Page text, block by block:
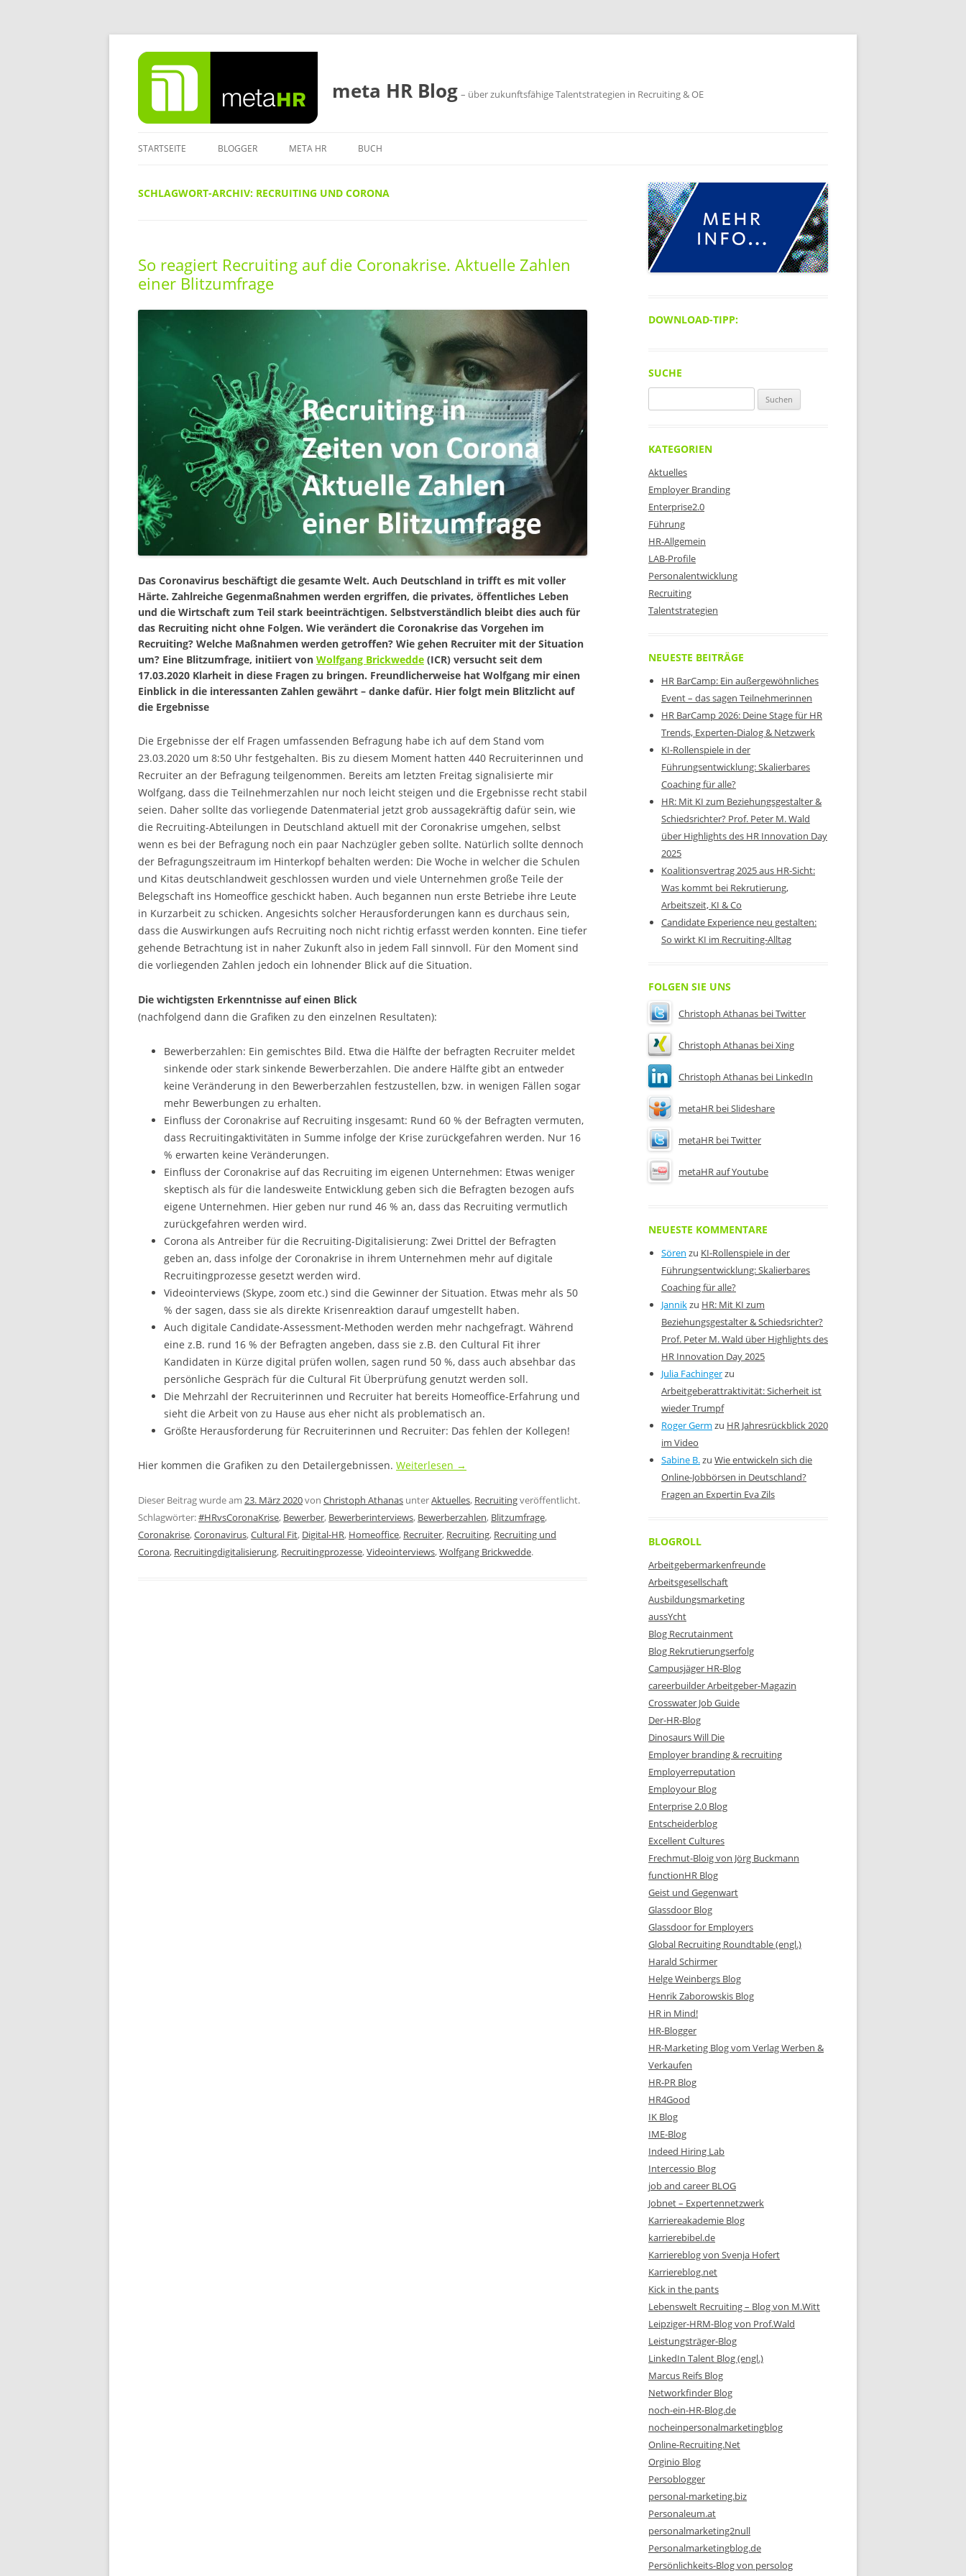
Zum
Inhalt
springen
meta HR Blog – über zukunftsfähige Talentstrategien in Recruiting & OE
STARTSEITE BLOGGER META HR BUCH
SCHLAGWORT-ARCHIV: RECRUITING UND CORONA
So reagiert Recruiting auf die Coronakrise. Aktuelle Zahlen
einer Blitzumfrage
Das Coronavirus beschäftigt die gesamte Welt. Auch Deutschland in trifft es mit voller
Härte. Zahlreiche Gegenmaßnahmen werden ergriffen, die privates, öffentliches Leben
und die Wirtschaft zum Teil stark beeinträchtigen. Selbstverständlich bleibt dies auch für
das Recruiting nicht ohne Folgen. Wie verändert die Coronakrise das Vorgehen im
Recruiting? Welche Maßnahmen werden getroffen? Wie gehen Recruiter mit der Situation
um? Eine Blitzumfrage, initiiert von Wolfgang Brickwedde (ICR) versucht seit dem
17.03.2020 Klarheit in diese Fragen zu bringen. Freundlicherweise hat Wolfgang mir einen
Einblick in die interessanten Zahlen gewährt – danke dafür. Hier folgt mein Blitzlicht auf
die Ergebnisse
Die Ergebnisse der elf Fragen umfassenden Befragung habe ich auf dem Stand vom
23.03.2020 um 8:50 Uhr festgehalten. Bis zu diesem Moment hatten 440 Recruiterinnen und
Recruiter an der Befragung teilgenommen. Bereits am letzten Freitag signalisierte mir
Wolfgang, dass die Teilnehmerzahlen nur noch leicht steigen und die Ergebnisse recht stabil
seien. Daher sollte das vorliegende Datenmaterial jetzt grob aussagekräftig dafür sein, wie
die Recruiting-Abteilungen in Deutschland aktuell mit der Coronakrise umgehen, selbst
wenn es bei der Befragung noch ein paar Nachzügler geben sollte. Natürlich sollte dennoch
der Befragungszeitraum im Hinterkopf behalten werden: Die Woche in welcher die Schulen
und Kitas deutschlandweit geschlossen wurden und viele Unternehmen große Teile der
Belegschaft ins Homeoffice geschickt haben. Auch begannen nun erste Betriebe ihre Leute
in Kurzarbeit zu schicken. Angesichts solcher Herausforderungen kann es durchaus sein,
dass die Auswirkungen aufs Recruiting noch nicht richtig erfasst werden konnten. Eine tiefer
gehende Betrachtung ist in naher Zukunft also in jedem Fall sinnvoll. Für den Moment sind
die vorliegenden Zahlen jedoch ein lohnender Blick auf die Situation.
Die wichtigsten Erkenntnisse auf einen Blick
(nachfolgend dann die Grafiken zu den einzelnen Resultaten):
Bewerberzahlen: Ein gemischtes Bild. Etwa die Hälfte der befragten Recruiter meldet
sinkende oder stark sinkende Bewerberzahlen. Die andere Hälfte gibt an entweder
keine Veränderung in den Bewerberzahlen festzustellen, bzw. in wenigen Fällen sogar
mehr Bewerbungen zu erhalten.
Einfluss der Coronakrise auf Recruiting insgesamt: Rund 60 % der Befragten vermuten,
dass Recruitingaktivitäten in Summe infolge der Krise zurückgefahren werden. Nur 16
% erwarten keine Veränderungen.
Einfluss der Coronakrise auf das Recruiting im eigenen Unternehmen: Etwas weniger
skeptisch als für die landesweite Entwicklung geben sich die Befragten bezogen aufs
eigene Unternehmen. Hier geben nur rund 46 % an, dass das Recruiting vermutlich
zurückgefahren werden wird.
Corona als Antreiber für die Recruiting-Digitalisierung: Zwei Drittel der Befragten
geben an, dass infolge der Coronakrise in ihrem Unternehmen mehr auf digitale
Recruitingprozesse gesetzt werden wird.
Videointerviews (Skype, zoom etc.) sind die Gewinner der Situation. Etwas mehr als 50
% der sagen, dass sie als direkte Krisenreaktion darauf umgestellt haben.
Auch digitale Candidate-Assessment-Methoden werden mehr nachgefragt. Während
eine z.B. rund 16 % der Befragten angeben, dass sie z.B. den Cultural Fit ihrer
Kandidaten in Kürze digital prüfen wollen, sagen rund 50 %, dass auch absehbar das
persönliche Gespräch für die Cultural Fit Überprüfung genutzt werden soll.
Die Mehrzahl der Recruiterinnen und Recruiter hat bereits Homeoffice-Erfahrung und
sieht die Arbeit von zu Hause aus eher nicht als problematisch an.
Größte Herausforderung für Recruiterinnen und Recruiter: Das fehlen der Kollegen!
Hier kommen die Grafiken zu den Detailergebnissen. Weiterlesen →
Dieser Beitrag wurde am 23. März 2020von Christoph Athanas unterAktuelles, Recruitingveröffentlicht.
Schlagwörter:#HRvsCoronaKrise, Bewerber, Bewerberinterviews, Bewerberzahlen, Blitzumfrage,
Coronakrise,Coronavirus,Cultural Fit, Digital-HR, Homeoffice, Recruiter, Recruiting, Recruiting und
Corona, Recruitingdigitalisierung, Recruitingprozesse,Videointerviews,Wolfgang Brickwedde.
DOWNLOAD-TIPP:
SUCHE
nach:
KATEGORIEN
Aktuelles
Employer Branding
Enterprise2.0
Führung
HR-Allgemein
LAB-Profile
Personalentwicklung
Recruiting
Talentstrategien
NEUESTE BEITRÄGE
HR BarCamp: Ein außergewöhnliches
Event – das sagen Teilnehmerinnen
HR BarCamp 2026: Deine Stage für HR
Trends, Experten-Dialog & Netzwerk
KI-Rollenspiele in der
Führungsentwicklung: Skalierbares
Coaching für alle?
HR: Mit KI zum Beziehungsgestalter &
Schiedsrichter? Prof. Peter M. Wald
über Highlights des HR Innovation Day
2025
Koalitionsvertrag 2025 aus HR-Sicht:
Was kommt bei Rekrutierung,
Arbeitszeit, KI & Co
Candidate Experience neu gestalten:
So wirkt KI im Recruiting-Alltag
FOLGEN SIE UNS
Christoph Athanas bei Twitter
Christoph Athanas bei Xing
Christoph Athanas bei LinkedIn
metaHR bei Slideshare
metaHR bei Twitter
metaHR auf Youtube
NEUESTE KOMMENTARE
Sören zu KI-Rollenspiele in der
Führungsentwicklung: Skalierbares
Coaching für alle?
Jannikzu HR: Mit KI zum
Beziehungsgestalter & Schiedsrichter?
Prof. Peter M. Wald über Highlights des
HR Innovation Day 2025
Julia Fachingerzu
Arbeitgeberattraktivität: Sicherheit ist
wieder Trumpf
Roger Germ zu HR Jahresrückblick 2020
im Video
Sabine B.zu Wie entwickeln sich die
Online-Jobbörsen in Deutschland?
Fragen an Expertin Eva Zils
BLOGROLL
Arbeitgebermarkenfreunde
Arbeitsgesellschaft
Ausbildungsmarketing
aussYcht
Blog Recrutainment
Blog Rekrutierungserfolg
Campusjäger HR-Blog
careerbuilder Arbeitgeber-Magazin
Crosswater Job Guide
Der-HR-Blog
Dinosaurs Will Die
Employer branding & recruiting
Employerreputation
Employour Blog
Enterprise 2.0 Blog
Entscheiderblog
Excellent Cultures
Frechmut-Bloig von Jörg Buckmann
functionHR Blog
Geist und Gegenwart
Glassdoor Blog
Glassdoor for Employers
Global Recruiting Roundtable (engl.)
Harald Schirmer
Helge Weinbergs Blog
Henrik Zaborowskis Blog
HR in Mind!
HR-Blogger
HR-Marketing Blog vom Verlag Werben &
Verkaufen
HR-PR Blog
HR4Good
IK Blog
IME-Blog
Indeed Hiring Lab
Intercessio Blog
job and career BLOG
Jobnet – Expertennetzwerk
Karriereakademie Blog
karrierebibel.de
Karriereblog von Svenja Hofert
Karriereblog.net
Kick in the pants
Lebenswelt Recruiting – Blog von M.Witt
Leipziger-HRM-Blog von Prof.Wald
Leistungsträger-Blog
LinkedIn Talent Blog (engl.)
Marcus Reifs Blog
Networkfinder Blog
noch-ein-HR-Blog.de
nocheinpersonalmarketingblog
Online-Recruiting.Net
Orginio Blog
Persoblogger
personal-marketing.biz
Personaleum.at
personalmarketing2null
Personalmarketingblog.de
Persönlichkeits-Blog von persolog